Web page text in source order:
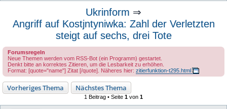
Ukrinform ⇒
Angriff auf Kostjntyniwka: Zahl der Verletzten
steigt auf sechs, drei Tote
Forumsregeln
Neue Themen werden vom RSS-Bot (ein Programm) gestartet.
Denkt bitte an korrektes Zitieren, um die Lesbarkeit zu erhöhen.
Format: [quote="name"] Zitat [/quote]. Näheres hier: zitierfunktion-t295.html
Vorheriges Thema Nächstes Thema
1 Beitrag • Seite 1 von 1